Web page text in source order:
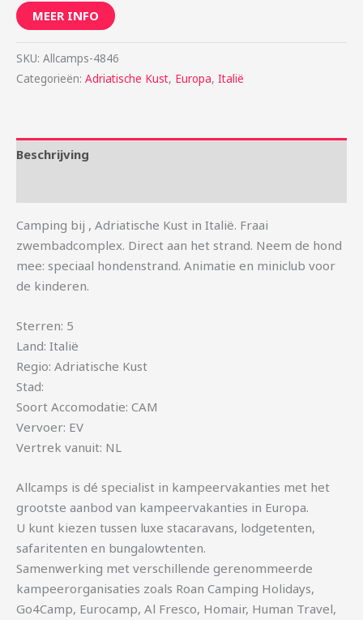
MEER INFO
SKU: Allcamps-4846
Categorieën: Adriatische Kust, Europa, Italië
Beschrijving
Camping bij , Adriatische Kust in Italië. Fraai
zwembadcomplex. Direct aan het strand. Neem de hond
mee: speciaal hondenstrand. Animatie en miniclub voor
de kinderen.
Sterren: 5
Land: Italië
Regio: Adriatische Kust
Stad:
Soort Accomodatie: CAM
Vervoer: EV
Vertrek vanuit: NL
Allcamps is dé specialist in kampeervakanties met het
grootste aanbod van kampeervakanties in Europa.
U kunt kiezen tussen luxe stacaravans, lodgetenten,
safaritenten en bungalowtenten.
Samenwerking met verschillende gerenommeerde
kampeerorganisaties zoals Roan Camping Holidays,
Go4Camp, Eurocamp, Al Fresco, Homair, Human Travel,